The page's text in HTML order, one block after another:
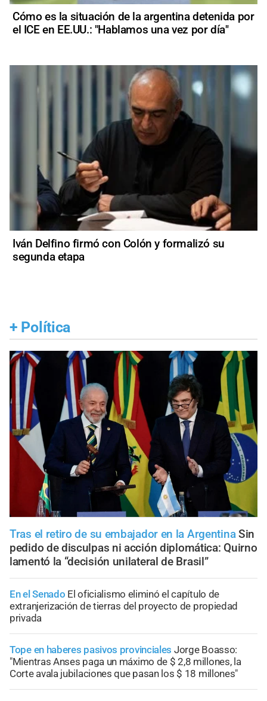
Cómo es la situación de la argentina detenida por
el ICE en EE.UU.: "Hablamos una vez por día"
Iván Delfino firmó con Colón y formalizó su
segunda etapa
+ Política
Tras el retiro de su embajador en la Argentina Sin
pedido de disculpas ni acción diplomática: Quirno
lamentó la “decisión unilateral de Brasil”
En el Senado El oficialismo eliminó el capítulo de
extranjerización de tierras del proyecto de propiedad
privada
Tope en haberes pasivos provinciales Jorge Boasso:
"Mientras Anses paga un máximo de $ 2,8 millones, la
Corte avala jubilaciones que pasan los $ 18 millones"